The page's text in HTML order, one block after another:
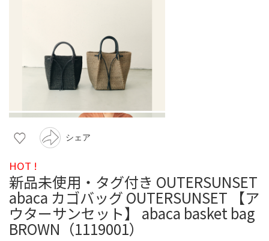
シェア
HOT !
新品未使用・タグ付き OUTERSUNSET
abaca カゴバッグ OUTERSUNSET 【ア
ウターサンセット】 abaca basket bag
BROWN（1119001）